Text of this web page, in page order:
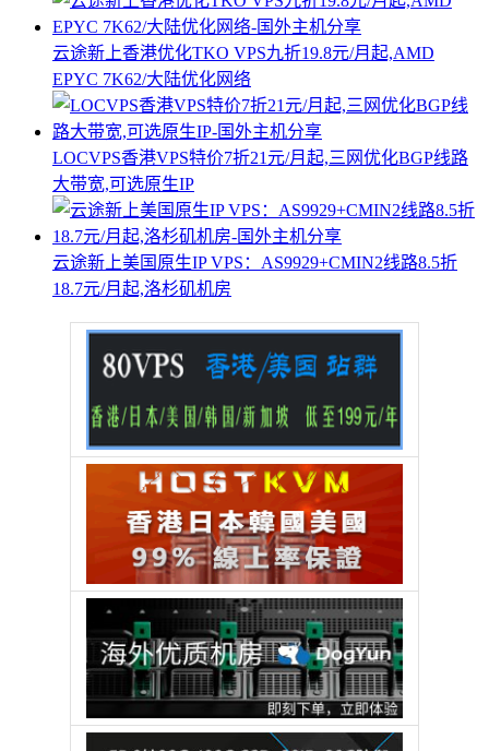
云途新上香港优化TKO VPS九折19.8元/月起,AMD
EPYC 7K62/大陆优化网络
LOCVPS香港VPS特价7折21元/月起,三网优化BGP线路
大带宽,可选原生IP
云途新上美国原生IP VPS：AS9929+CMIN2线路8.5折
18.7元/月起,洛杉矶机房